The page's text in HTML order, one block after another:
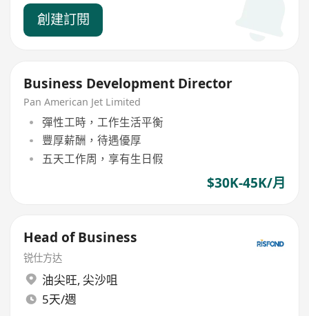
創建訂閱
Business Development Director
Pan American Jet Limited
彈性工時，工作生活平衡
豐厚薪酬，待遇優厚
五天工作周，享有生日假
$30K-45K/月
Head of Business
锐仕方达
油尖旺, 尖沙咀
5天/週